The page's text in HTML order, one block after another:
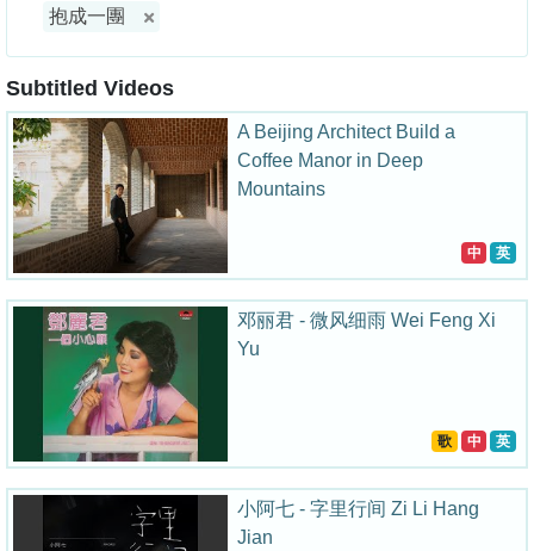
抱成一團
Subtitled Videos
A Beijing Architect Build a
Coffee Manor in Deep
Mountains
中 英
邓丽君 - 微风细雨 Wei Feng Xi
Yu
歌 中 英
小阿七 - 字里行间 Zi Li Hang
Jian